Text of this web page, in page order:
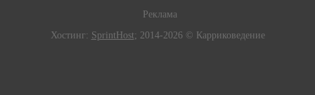
Реклама
Хостинг: SprintHost; 2014-2026 © Карриковедение